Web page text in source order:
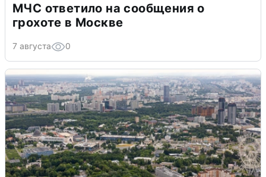
МЧС ответило на сообщения о
грохоте в Москве
7 августа 0